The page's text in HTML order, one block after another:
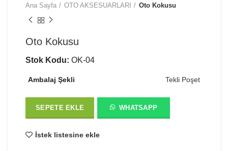
Ana Sayfa OTO AKSESUARLARI Oto Kokusu
Oto Kokusu
Stok Kodu: OK-04
Ambalaj Şekli Tekli Poşet
SEPETE EKLE WHATSAPP
İstek listesine ekle